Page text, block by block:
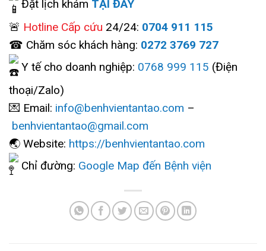
Đặt lịch khám TẠI ĐÂY
🚨 Hotline Cấp cứu 24/24: 0704 911 115
☎ Chăm sóc khách hàng: 0272 3769 727
Y tế cho doanh nghiệp: 0768 999 115 (Điện
thoại/Zalo)
💌 Email: info@benhvientantao.com –
benhvientantao@gmail.com
🌏 Website: https://benhvientantao.com
Chỉ đường: Google Map đến Bệnh viện